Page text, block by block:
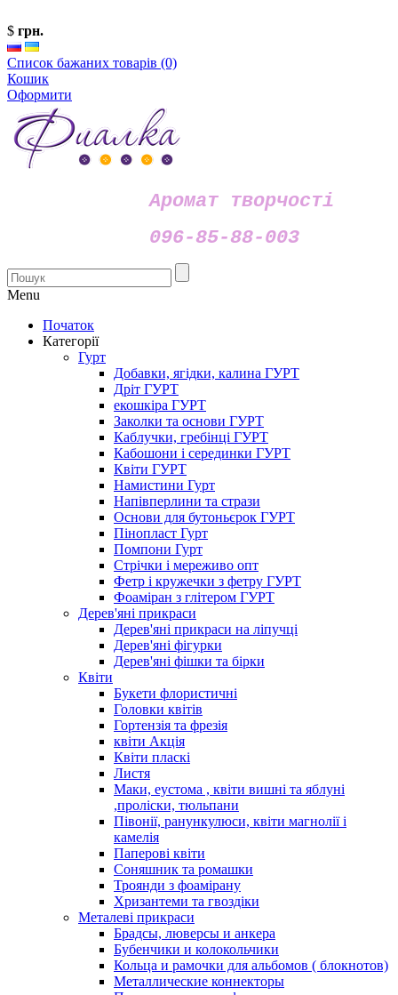
$ грн.
Список бажаних товарів (0)
Кошик
Оформити
Аромат творчості
096-85-88-003
Menu
Початок
Категорії
Гурт
Добавки, ягідки, калина ГУРТ
Дріт ГУРТ
екошкіра ГУРТ
Заколки та основи ГУРТ
Каблучки, гребінці ГУРТ
Кабошони і серединки ГУРТ
Квіти ГУРТ
Намистини Гурт
Напівперлини та стрази
Основи для бутоньєрок ГУРТ
Пінопласт Гурт
Помпони Гурт
Стрічки і мереживо опт
Фетр і кружечки з фетру ГУРТ
Фоаміран з глітером ГУРТ
Дерев'яні прикраси
Дерев'яні прикраси на ліпучці
Дерев'яні фігурки
Дерев'яні фішки та бірки
Квіти
Букети флористичні
Головки квітів
Гортензія та фрезія
квіти Акція
Квіти пласкі
Листя
Маки, еустома , квіти вишні та яблуні
,проліски, тюльпани
Півонії, ранункулюси, квіти магнолії і
камелія
Паперові квіти
Соняшник та ромашки
Троянди з фоамірану
Хризантеми та гвоздіки
Металеві прикраси
Брадсы, люверсы и анкера
Бубенчики и колокольчики
Кольца и рамочки для альбомов ( блокнотов)
Металлические коннекторы